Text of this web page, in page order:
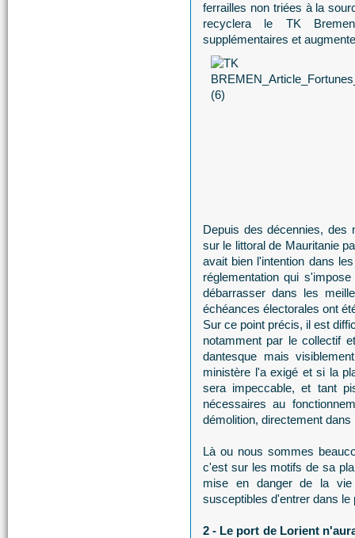
ferrailles non triées à la
recyclera le TK
supplémentaires et
Depuis des décennies, des
sur le littoral de Mauritanie
avait bien l'intention dans
réglementation qui
débarrasser dans les
échéances électorales ont
Sur ce point précis, il est
notamment par le collectif
dantesque mais
ministère l'a exigé et si la
sera impeccable, et tant
nécessaires au
démolition, directement dans
Là ou nous sommes
c'est sur les motifs de sa
mise en danger de la vie
susceptibles d'entrer dans le
2 - Le port de Lorient